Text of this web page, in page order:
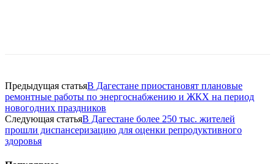
Предыдущая статьяВ Дагестане приостановят плановые
ремонтные работы по энергоснабжению и ЖКХ на период
новогодних праздников
Следующая статьяВ Дагестане более 250 тыс. жителей
прошли диспансеризацию для оценки репродуктивного
здоровья